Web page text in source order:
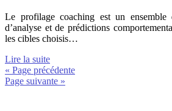
Le profilage coaching est un ensemble
d’analyse et de prédictions
les cibles choisis…
Lire la suite
« Page précédente
Page suivante »